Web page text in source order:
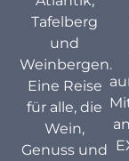
Tafelberg
und
Weinbergen.
Eine Reise
für alle, die
Wein,
Genuss und